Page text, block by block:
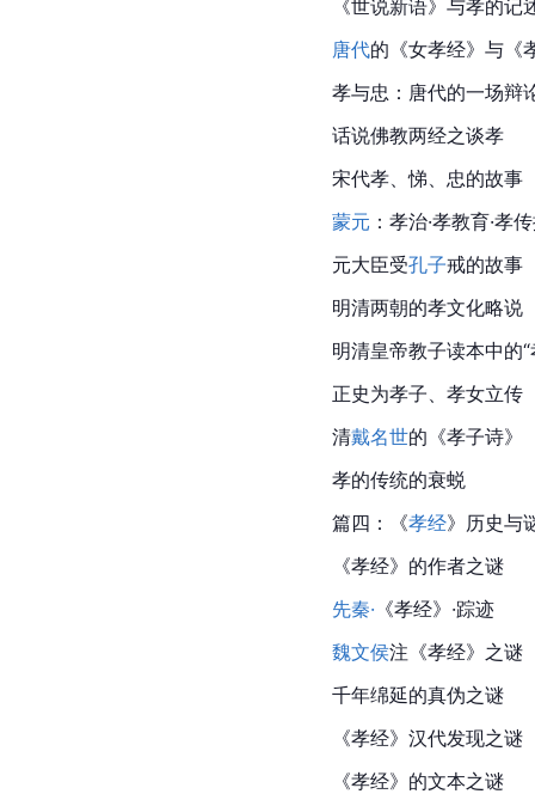
《世说新语》与孝的记
唐代的《女孝经》与《
孝与忠：唐代的一场辩
话说佛教两经之谈孝
宋代孝、悌、忠的故事
蒙元 ：孝治·孝教育·孝
元大臣受孔子戒的故事
明清两朝的孝文化略说
明清皇帝教子读本中的“
正史为孝子、孝女立传
清戴名世的《孝子诗》
孝的传统的衰蜕
篇四：《孝经》历史与
《孝经》的作者之谜
先秦· 《孝经》·踪迹
魏文侯注《孝经》之谜
千年绵延的真伪之谜
《孝经》 汉代发现之谜
《孝经》的文本之谜